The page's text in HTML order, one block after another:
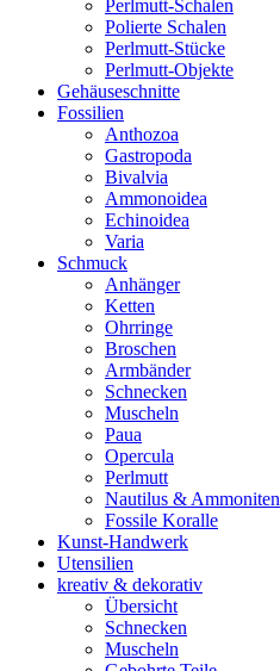
Perlmutt-Schalen
Polierte Schalen
Perlmutt-Stücke
Perlmutt-Objekte
Gehäuseschnitte
Fossilien
Anthozoa
Gastropoda
Bivalvia
Ammonoidea
Echinoidea
Varia
Schmuck
Anhänger
Ketten
Ohrringe
Broschen
Armbänder
Schnecken
Muscheln
Paua
Opercula
Perlmutt
Nautilus & Ammoniten
Fossile Koralle
Kunst-Handwerk
Utensilien
kreativ & dekorativ
Übersicht
Schnecken
Muscheln